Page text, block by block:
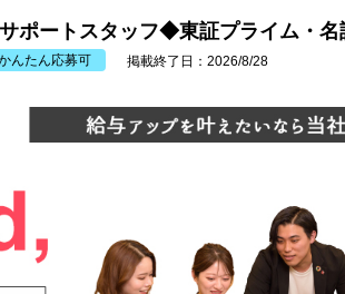
ポートスタッフ◆東証プライム・名
んたん応募可 掲載終了日：2026/8/28